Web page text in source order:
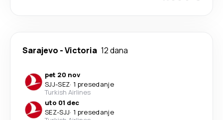
Sarajevo -Victoria 12 dana
pet 20 nov
SJJ-SEZ· 1 presedanje
Turkish Airlines
uto 01 dec
SEZ-SJJ· 1 presedanje